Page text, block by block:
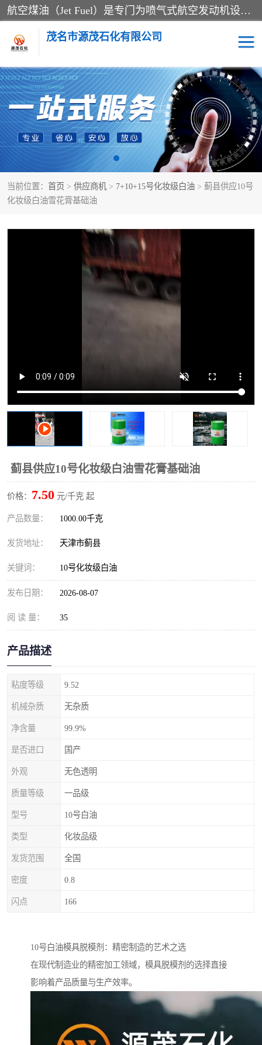
航空煤油（Jet Fuel）是专门为喷气式航空发动机设计的高纯度燃料，主要分为Jet A、Jet A-1和Jet B等类型。其特点是闪点高、低温流动性好，并添加了抗静电剂和抗氧化剂以确保飞行安全。航空煤油需
茂名市源茂石化有限公司
当前位置： 首页 > 供应商机 > 7+10+15号化妆级白油 > 蓟县供应10号
化妆级白油雪花膏基础油
蓟县供应10号化妆级白油雪花膏基础油
价格： 7.50 元/千克 起
产品数量： 1000.00千克
发货地址： 天津市蓟县
关键词： 10号化妆级白油
发布日期： 2026-08-07
阅 读 量： 35
产品描述
粘度等级 9.52
机械杂质 无杂质
净含量 99.9%
是否进口 国产
外观 无色透明
质量等级 一品级
型号 10号白油
类型 化妆品级
发货范围 全国
密度 0.8
闪点 166
10号白油模具脱模剂：精密制造的艺术之选
在现代制造业的精密加工领域，模具脱模剂的选择直接
影响着产品质量与生产效率。
RP3航空煤油 D20+D30溶剂油
D40+D60溶剂油 D80+D100溶剂油
6号+120号溶剂油 260号溶剂油
异构烷烃 天然乳胶
26+32号化妆级白油 46+68号化妆级白油